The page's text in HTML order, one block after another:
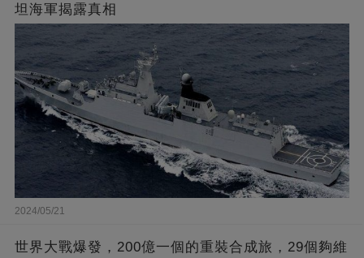
坦海軍揭露真相
2024/05/21
世界大戰爆發，200億一個的重裝合成旅，29個夠維